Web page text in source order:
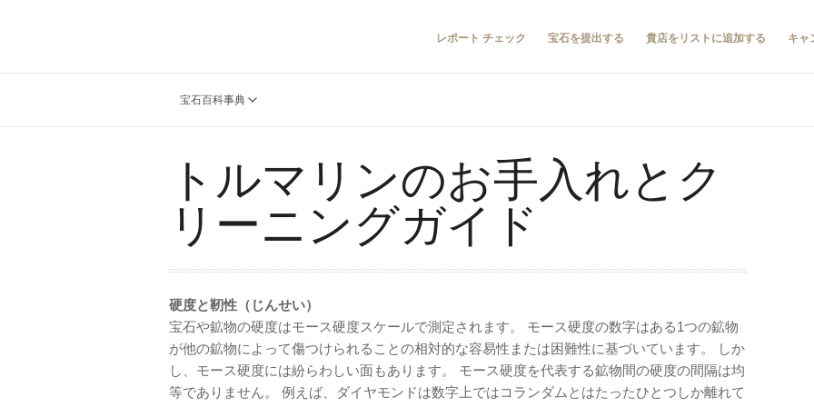
レポート チェック 宝石を提出する 貴店をリストに追加する キャ
宝石百科事典
トルマリンのお手入れとク
リーニングガイド
硬度と靭性（じんせい）
宝石や鉱物の硬度はモース硬度スケールで測定されます。 モース硬度の数字はある1つの鉱物
が他の鉱物によって傷つけられることの相対的な容易性または困難性に基づいています。 しか
し、モース硬度には紛らわしい面もあります。 モース硬度を代表する鉱物間の硬度の間隔は均
等でありません。 例えば、ダイヤモンドは数字上ではコランダムとはたったひとつしか離れて